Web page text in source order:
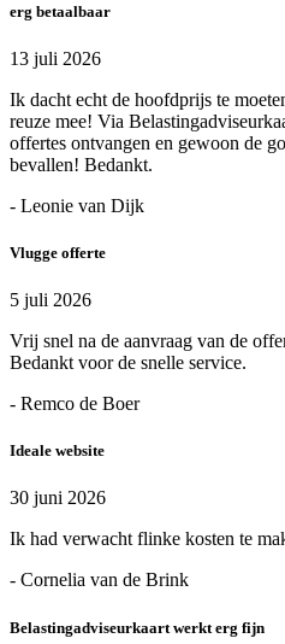
erg betaalbaar
13 juli 2026
Ik dacht echt de hoofdprijs te
reuze mee! Via
offertes ontvangen en gewoon de
bevallen! Bedankt.
- Leonie van Dijk
Vlugge offerte
5 juli 2026
Vrij snel na de aanvraag van de
Bedankt voor de snelle service.
- Remco de Boer
Ideale website
30 juni 2026
Ik had verwacht flinke kosten te
- Cornelia van de Brink
Belastingadviseurkaart werkt erg fijn